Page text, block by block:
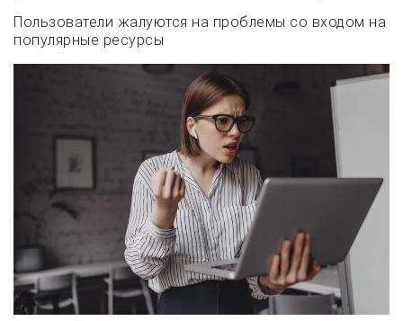
Пользователи жалуются на проблемы со входом на
популярные ресурсы